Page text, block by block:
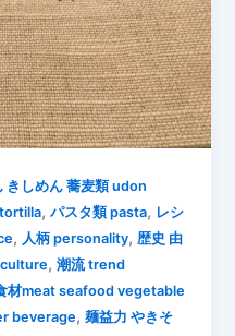
きしめん 蕎麦類 udon
,パスタ類 pasta, レシ
, 人柄 personality,歴史 由
culture,潮流 trend
材meat seafood vegetable
beverage,麺益力 やきそ